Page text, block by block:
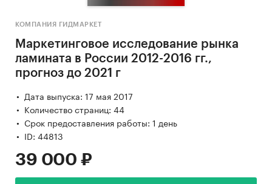
КОМПАНИЯ ГИДМАРКЕТ
Маркетинговое исследование рынка
ламината в России 2012-2016 гг.,
прогноз до 2021 г
Дата выпуска: 17 мая 2017
Количество страниц: 44
Срок предоставления работы: 1 день
ID: 44813
39 000 ₽